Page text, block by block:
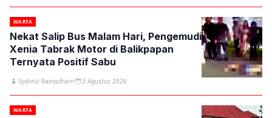
WARTA
Nekat Salip Bus Malam Hari, Pengemudi
Xenia Tabrak Motor di Balikpapan
Ternyata Positif Sabu
Syahrul Ramadhan 3 Agustus 2026
WARTA